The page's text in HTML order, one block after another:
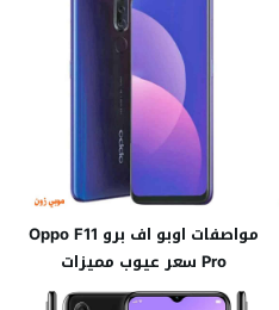
مواصفات اوبو اف برو Oppo F11
Pro سعر عيوب مميزات